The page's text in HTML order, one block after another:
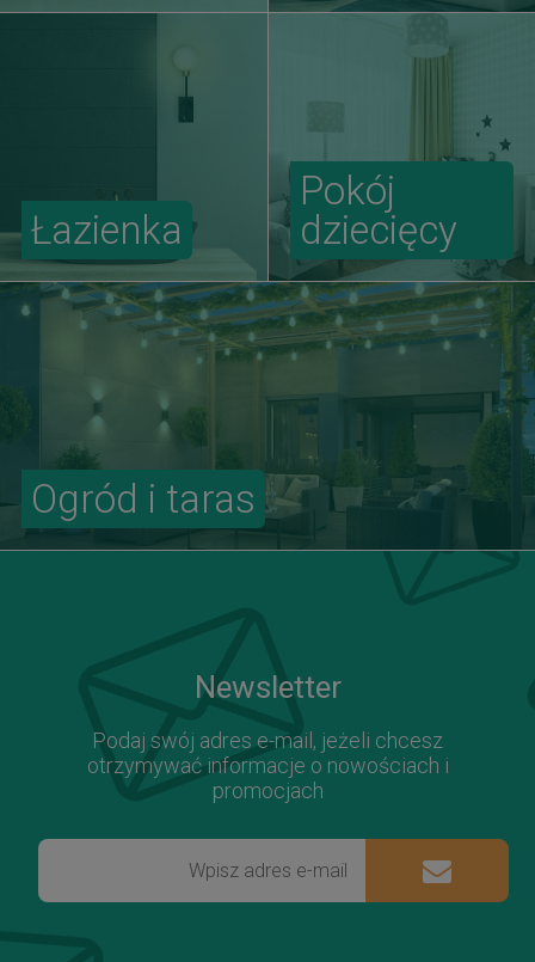
Ogród i taras
Łazienka
Pokój
dziecięcy
Newsletter
Podaj swój adres e-mail, jeżeli chcesz
otrzymywać informacje o nowościach i
promocjach